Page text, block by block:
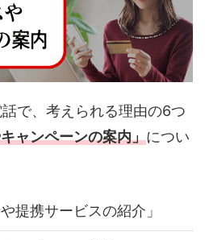
で、考えられる理由の6つ
ャンペーンの案内」につい
提携サービスの紹介」